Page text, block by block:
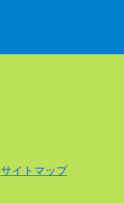
サイトマップ